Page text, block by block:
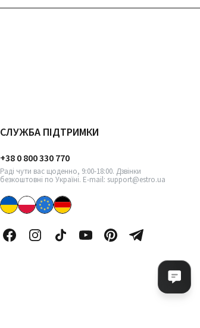
СЛУЖБА ПІДТРИМКИ
+38 0 800 330 770
Раді чути вас щоденно, 9:00-18:00. Дзвінки
безкоштовні по Україні. E-mail: support@estro.ua